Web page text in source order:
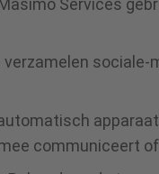
Services
verzamelen
communiceert